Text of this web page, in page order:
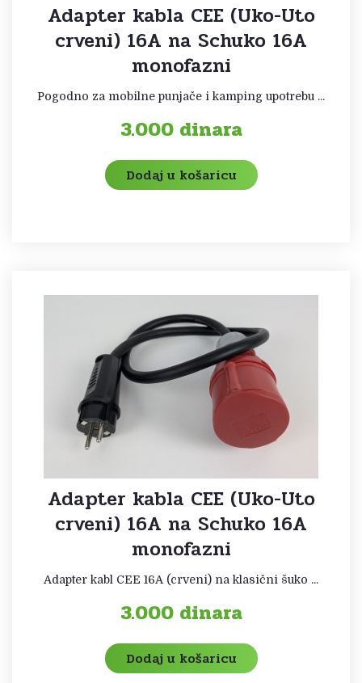
Adapter kabla CEE (Uko-Uto
crveni) 16A na Schuko 16A
monofazni
Pogodno za mobilne punjače i kamping upotrebu ...
3.000 dinara
Dodaj u košaricu
Adapter kabla CEE (Uko-Uto
crveni) 16A na Schuko 16A
monofazni
Adapter kabl CEE 16A (crveni) na klasični šuko ...
3.000 dinara
Dodaj u košaricu